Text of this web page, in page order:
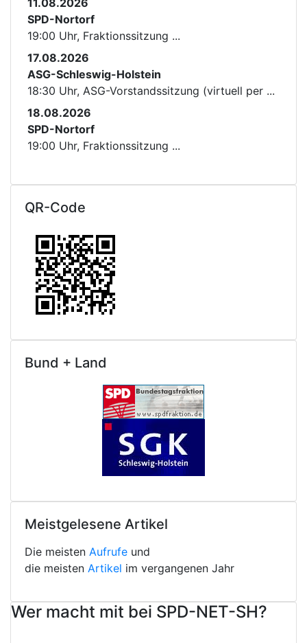
11.08.2026
SPD-Nortorf
19:00 Uhr, Fraktionssitzung ...
17.08.2026
ASG-Schleswig-Holstein
18:30 Uhr, ASG-Vorstandssitzung (virtuell per ...
18.08.2026
SPD-Nortorf
19:00 Uhr, Fraktionssitzung ...
QR-Code
Bund + Land
Meistgelesene Artikel
Die meisten Aufrufe und
die meisten Artikel im vergangenen Jahr
Wer macht mit bei SPD-NET-SH?